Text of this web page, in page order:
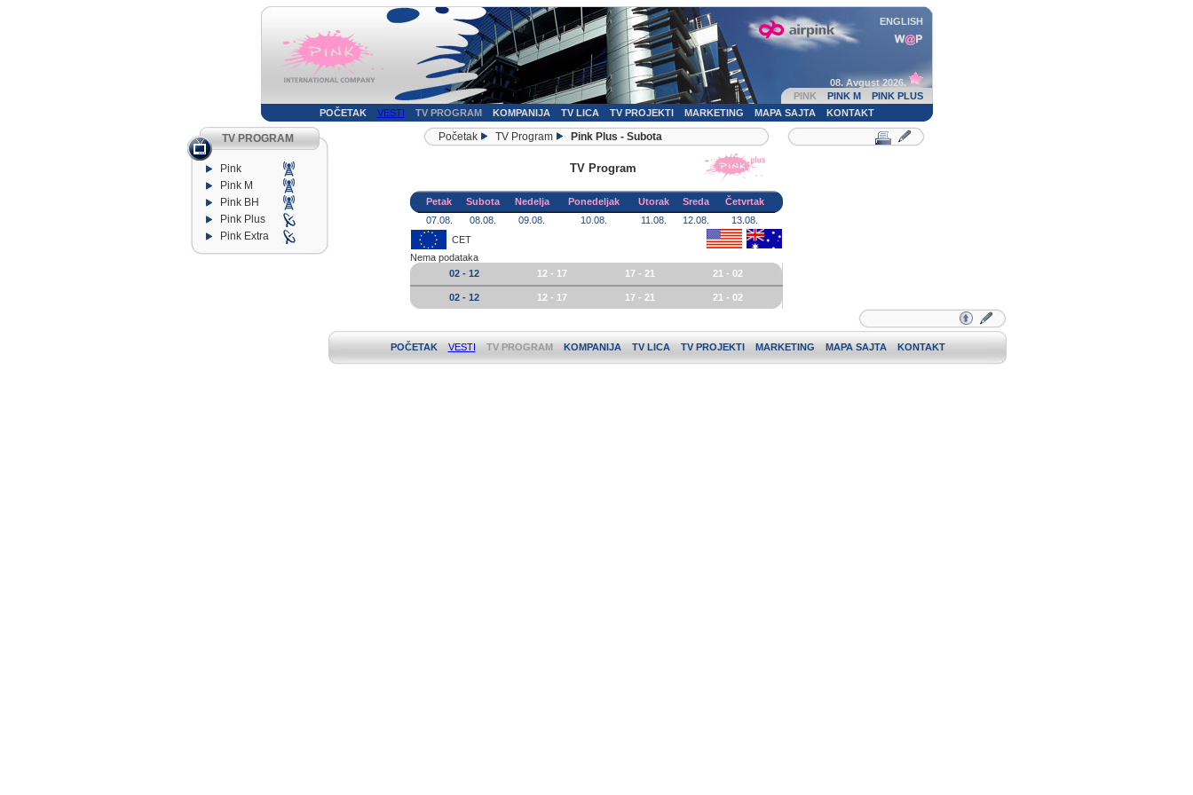
ENGLISH
08. Avgust 2026.
PINK
PINK M
PINK PLUS
POČETAK
VESTI TV PROGRAM KOMPANIJA TV LICA TV PROJEKTI MARKETING MAPA SAJTA KONTAKT
TV PROGRAM
Pink
Pink M
Pink BH
Pink Plus
Pink Extra
Početak TV Program Pink Plus - Subota
TV Program
Petak Subota Nedelja Ponedeljak Utorak Sreda
Četvrtak
07.08.
08.08. 09.08. 10.08. 11.08. 12.08.
13.08.
CET
Nema podataka
02 - 12
12 - 17 17 - 21 21 - 02
02 - 12 12 - 17 17 - 21 21 - 02
POČETAK VESTI TV PROGRAM KOMPANIJA TV LICA TV PROJEKTI MARKETING MAPA SAJTA KONTAKT